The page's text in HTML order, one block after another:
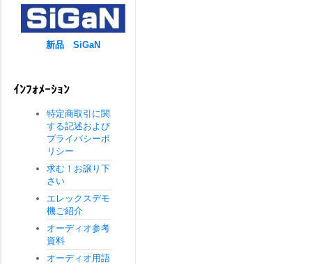
新品 SiGaN
ｲﾝﾌｫﾒｰｼｮﾝ
特定商取引に関
する記述および
プライバシーポ
リシー
求む！お譲り下
さい
エレックスデモ
機ご紹介
オーディオ参考
資料
オーディオ用語